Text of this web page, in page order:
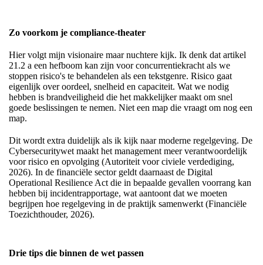
Zo voorkom je compliance-theater
Hier volgt mijn visionaire maar nuchtere kijk. Ik denk dat artikel
21.2 a een hefboom kan zijn voor concurrentiekracht als we
stoppen risico's te behandelen als een tekstgenre. Risico gaat
eigenlijk over oordeel, snelheid en capaciteit. Wat we nodig
hebben is brandveiligheid die het makkelijker maakt om snel
goede beslissingen te nemen. Niet een map die vraagt om nog een
map.
Dit wordt extra duidelijk als ik kijk naar moderne regelgeving. De
Cybersecuritywet maakt het management meer verantwoordelijk
voor risico en opvolging (Autoriteit voor civiele verdediging,
2026). In de financiële sector geldt daarnaast de Digital
Operational Resilience Act die in bepaalde gevallen voorrang kan
hebben bij incidentrapportage, wat aantoont dat we moeten
begrijpen hoe regelgeving in de praktijk samenwerkt (Financiële
Toezichthouder, 2026).
Drie tips die binnen de wet passen